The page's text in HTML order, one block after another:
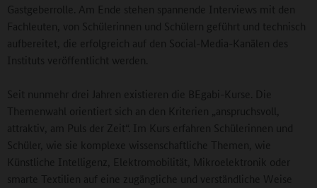
Gastgeberrolle. Am Ende stehen spannende Interviews mit den
Fachleuten, von Schülerinnen und Schülern geführt und technisch
aufbereitet, die erfolgreich auf den Social-Media-Kanälen des
Instituts veröffentlicht werden.
Seit nunmehr drei Jahren existieren die BEgabi-Kurse. Die
Themenwahl orientiert sich an den Kriterien „anspruchsvoll,
attraktiv, am Puls der Zeit“. Im Kurs erfahren Schülerinnen und
Schüler, wie sie komplexe wissenschaftliche Themen, wie
Künstliche Intelligenz, Elektromobilität, Mikroelektronik oder
smarte Textilien auf eine zugängliche und verständliche Weise